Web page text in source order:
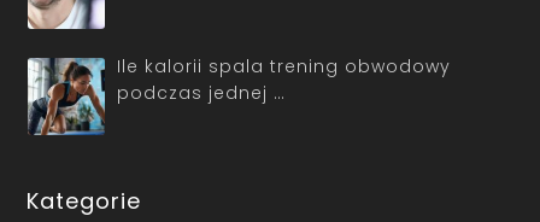
Ile kalorii spala trening obwodowy
podczas jednej …
Kategorie